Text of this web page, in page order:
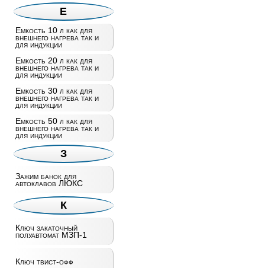
Е
Емкость 10 л как для
внешнего нагрева так и
для индукции
Емкость 20 л как для
внешнего нагрева так и
для индукции
Емкость 30 л как для
внешнего нагрева так и
для индукции
Емкость 50 л как для
внешнего нагрева так и
для индукции
З
Зажим банок для
автоклавов ЛЮКС
К
Ключ закаточный
полуавтомат МЗП-1
Ключ твист-офф